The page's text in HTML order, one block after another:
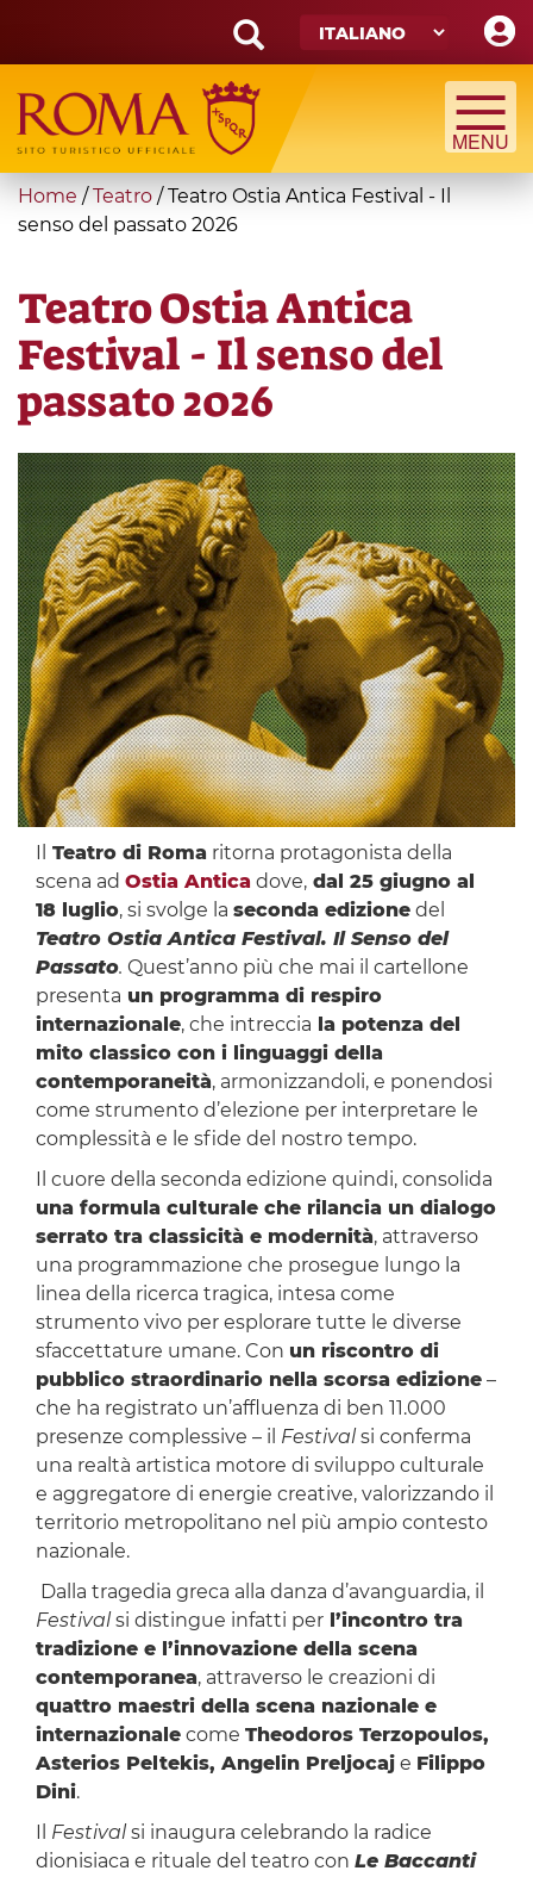
main
content
Search
form
Cerca
You
are
Home / Teatro /Teatro Ostia Antica Festival - Il
senso del passato 2026
Teatro Ostia Antica
Festival - Il senso del
passato 2026
Teatro di Roma ritorna protagonista della
scena ad Ostia Anticadove,dal 25 giugno al
18 luglio, si svolge la seconda edizionedel
Teatro Ostia Antica Festival. Il Senso del
Passato. Quest’anno più che mai il cartellone
presenta un programma di respiro
internazionale, che intreccia la potenza del
mito classico con i linguaggi della
contemporaneità, armonizzandoli, e ponendosi
come strumento d’elezione per interpretare le
complessità e le sfide del nostro tempo.
Il cuore della seconda edizione quindi, consolida
una formula culturale che rilancia un dialogo
serrato tra classicità e modernità, attraverso
una programmazione che prosegue lungo la
linea della ricerca tragica, intesa come
strumento vivo per esplorare tutte le diverse
sfaccettature umane. Con un riscontro di
pubblico straordinario nella scorsa edizione–
che ha registrato un’affluenza di ben 11.000
presenze complessive – il Festivalsi conferma
una realtà artistica motore di sviluppo culturale
e aggregatore di energie creative, valorizzando il
territorio metropolitano nel più ampio contesto
nazionale.
Dalla tragedia greca alla danza d’avanguardia, il
Festivalsi distingue infatti perl’incontro tra
tradizione e l’innovazione della scena
contemporanea, attraverso le creazioni di
quattro maestri della scena nazionale e
internazionalecome Theodoros Terzopoulos,
Asterios Peltekis, Angelin Preljocaje Filippo
Dini.
Festivalsi inaugura celebrando la radice
dionisiaca e rituale del teatro con Le Baccanti